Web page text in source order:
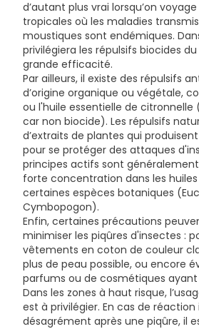
d’autant plus vrai lorsqu’on
tropicales où les maladies
moustiques sont endémiques.
privilégiera les répulsifs biocides
grande efficacité.
Par ailleurs, il existe des répulsifs
d’origine organique ou végétale,
ou l'huile essentielle de
car non biocide). Les répulsifs
d’extraits de plantes qui
pour se protéger des attaques
principes actifs sont
forte concentration dans les
certaines espèces botaniques
Cymbopogon).
Enfin, certaines précautions
minimiser les piqûres d'insectes :
vêtements en coton de couleur
plus de peau possible, ou encore
parfums ou de cosmétiques
Dans les zones à haut risque,
est à privilégier. En cas de
désagrément après une piqûre, il